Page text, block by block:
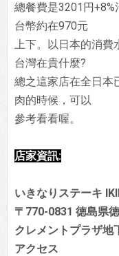
總餐費是3201円
台幣約在970元
上下。以日本的消費
台灣在貴什麼?
總之這家店在全日本
肉的時候，可以
參考看看喔。
店家資訊:
いきなりステーキ
〒770-0831 徳島県
クレメントプラザ地
アクセス